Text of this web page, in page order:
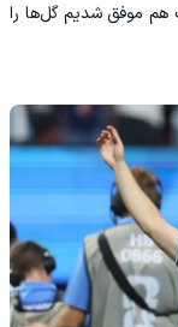
هم موفق شدیم گل‌ها را